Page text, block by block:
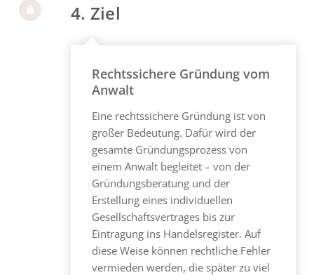
4. Ziel
Rechtssichere Gründung vom
Anwalt
Eine rechtssichere Gründung ist von
großer Bedeutung. Dafür wird der
gesamte Gründungsprozess von
einem Anwalt begleitet – von der
Gründungsberatung und der
Erstellung eines individuellen
Gesellschaftsvertrages bis zur
Eintragung ins Handelsregister. Auf
diese Weise können rechtliche Fehler
vermieden werden, die später zu viel